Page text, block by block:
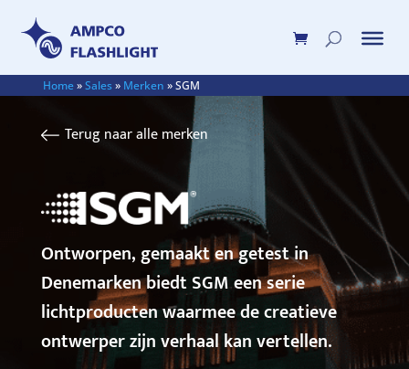
Home»Sales» Merken »SGM
Terug naar alle merken
Ontworpen, gemaakt en getest in
Denemarken biedt SGM een serie
lichtproducten waarmee de creatieve
ontwerper zijn verhaal kan vertellen.